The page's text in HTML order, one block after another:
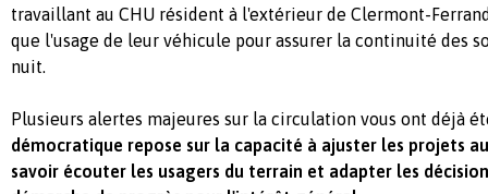
travaillant au CHU résident à l'extérieur de Clermont-
que l'usage de leur véhicule pour assurer la continuité des
nuit.
Plusieurs alertes majeures sur la circulation vous ont déjà
démocratique repose sur la capacité à ajuster les projets
savoir écouter les usagers du terrain et adapter les